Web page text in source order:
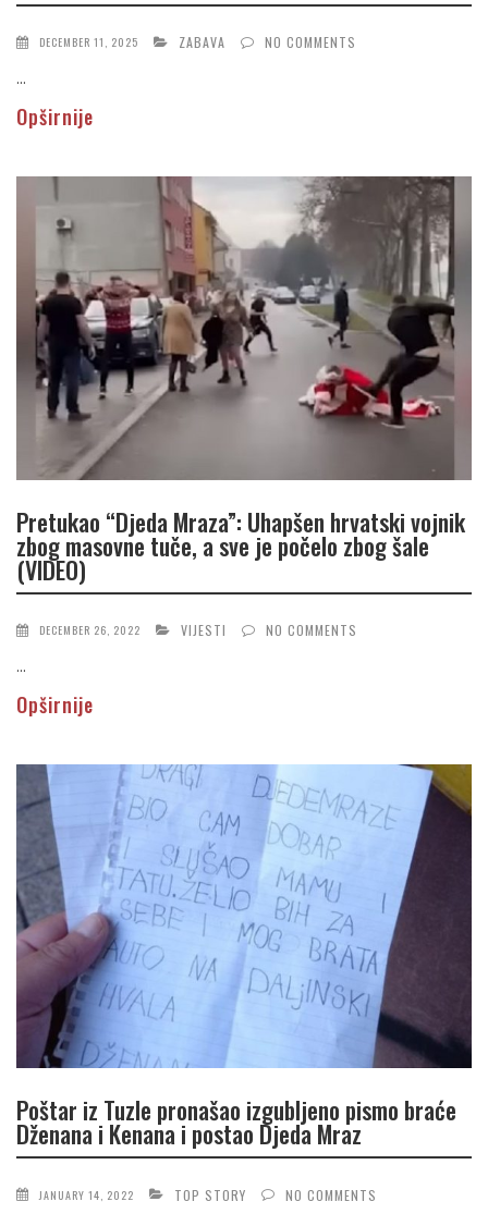
DECEMBER 11, 2025 ZABAVA NO COMMENTS
...
Opširnije
Pretukao “Djeda Mraza”: Uhapšen hrvatski vojnik
zbog masovne tuče, a sve je počelo zbog šale
(VIDEO)
DECEMBER 26, 2022 VIJESTI NO COMMENTS
...
Opširnije
Poštar iz Tuzle pronašao izgubljeno pismo braće
Dženana i Kenana i postao Djeda Mraz
JANUARY 14, 2022 TOP STORY NO COMMENTS